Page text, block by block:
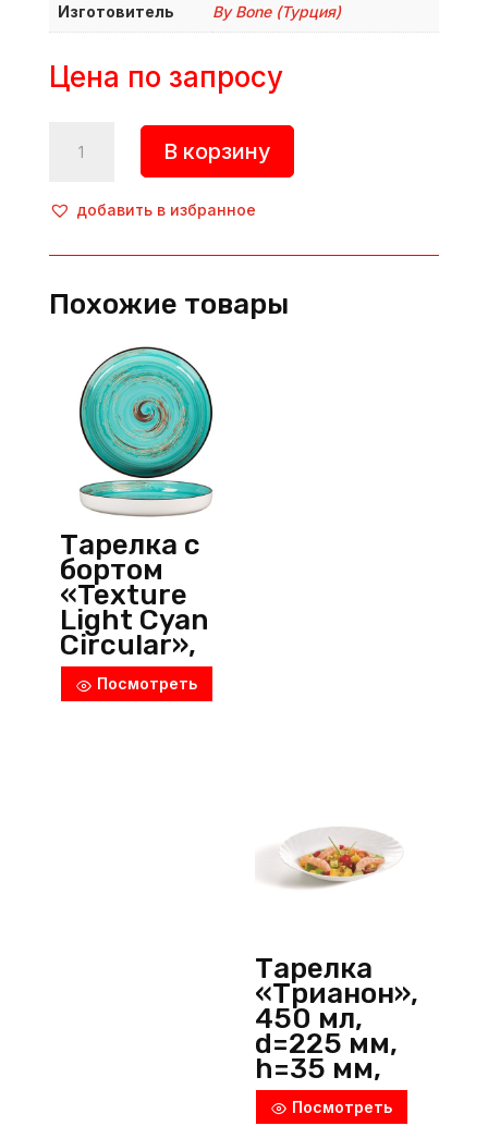
Изготовитель By Bone (Турция)
Цена по запросу
товара
глубокая
d=210
фарфор,
(Турция)
В корзину
добавить в избранное
Похожие товары
Тарелка с
бортом
«Texture
Light Cyan
Circular»,
d=230 мм,
h=30 мм,
Посмотреть
Тарелка
«Трианон»,
450 мл,
d=225 мм,
h=35 мм,
опал,
белый,
Посмотреть